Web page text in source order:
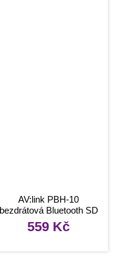
AV:link PBH-10
bezdrátová Bluetooth SD
sluchátka, černá
559 Kč